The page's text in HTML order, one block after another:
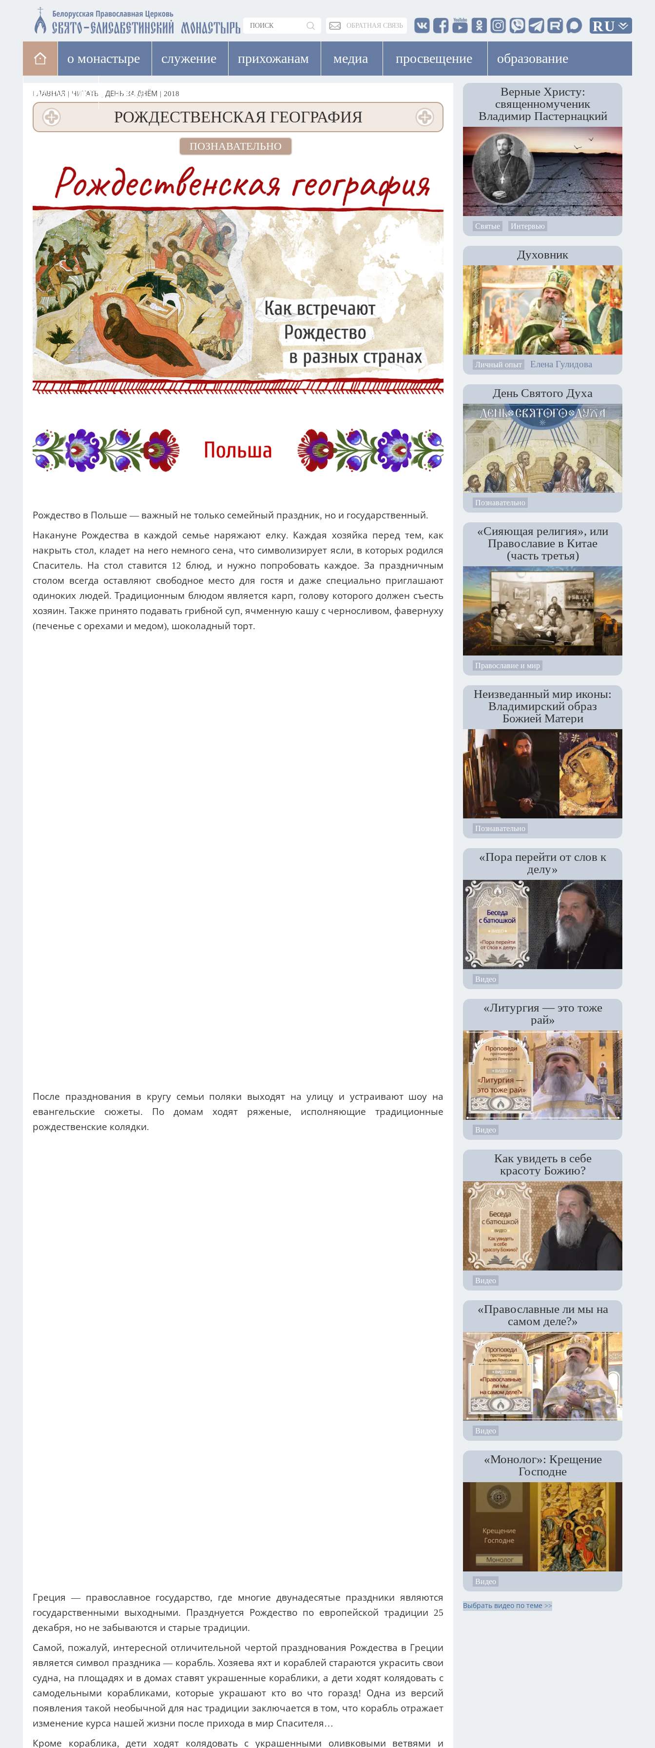
ОБРАТНАЯ СВЯЗЬ RU
о монастыре cлужение прихожанам медиа просвещение образование
паломникам лавка
ГЛАВНАЯ | ЧИТАТЬ ДЕНЬ ЗА ДНЁМ | 2018
РОЖДЕСТВЕНСКАЯ ГЕОГРАФИЯ
ПОЗНАВАТЕЛЬНО
Рождество в Польше — важный не только семейный праздник, но и государственный.
Накануне Рождества в каждой семье наряжают елку. Каждая хозяйка перед тем, как
накрыть стол, кладет на него немного сена, что символизирует ясли, в которых родился
Спаситель. На стол ставится 12 блюд, и нужно попробовать каждое. За праздничным
столом всегда оставляют свободное место для гостя и даже специально приглашают
одиноких людей. Традиционным блюдом является карп, голову которого должен съесть
хозяин. Также принято подавать грибной суп, ячменную кашу с черносливом, фавернуху
(печенье с орехами и медом), шоколадный торт.
После празднования в кругу семьи поляки выходят на улицу и устраивают шоу на
евангельские сюжеты. По домам ходят ряженые, исполняющие традиционные
рождественские колядки.
Верные Христу:
священномученик
Владимир Пастернацкий
Святые Интервью
Духовник
Личный опыт Елена Гулидова
День Святого Духа
Познавательно
«Сияющая религия», или
Православие в Китае
(часть третья)
Православие и мир
Неизведанный мир иконы:
Владимирский образ
Божией Матери
Познавательно
«Пора перейти от слов к
делу»
Видео
«Литургия — это тоже
рай»
Видео
Как увидеть в себе
красоту Божию?
Видео
«Православные ли мы на
самом деле?»
Видео
«Монолог»: Крещение
Господне
Видео
Выбрать видео по теме >>